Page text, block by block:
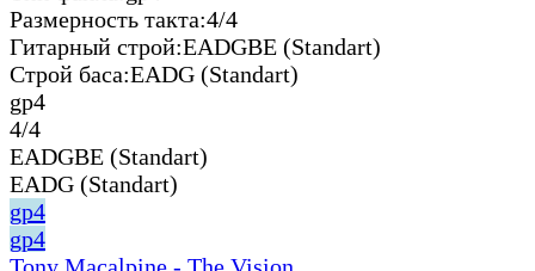
Размерность такта:4/4
Гитарный строй:EADGBE (Standart)
Строй баса:EADG (Standart)
gp4
4/4
EADGBE (Standart)
EADG (Standart)
gp4
gp4